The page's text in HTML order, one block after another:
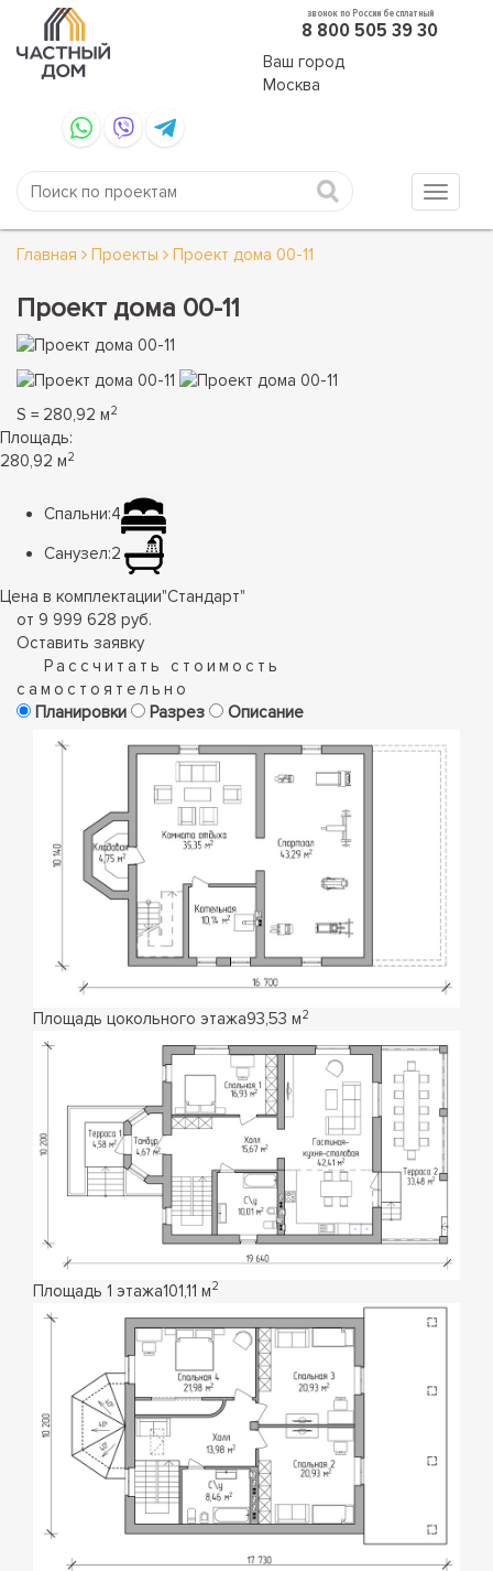
звонок по России бесплатный
8 800 505 39 30
Ваш город
Москва
Главная Проекты Проект дома 00-11
Проект дома 00-11
S = 280,92 м2
Площадь:
280,92 м2
Спальни:4
Санузел:2
Цена в комплектации"Стандарт"
от 9 999 628 руб.
Оставить заявку
Рассчитать стоимость
самостоятельно
Планировки
Разрез Описание
Площадь цокольного этажа93,53 м2
Площадь 1 этажа101,11 м2